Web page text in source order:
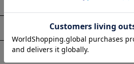
Information